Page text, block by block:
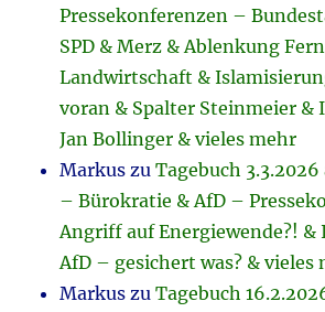
Pressekonferenzen –
SPD & Merz & Ablenkung
Landwirtschaft &
voran & Spalter Steinmeier &
Jan Bollinger & vieles mehr
Markus zuTagebuch
– Bürokratie & AfD –
Angriff auf Energiewende?!
AfD – gesichert was? & vieles
Markus zuTagebuch